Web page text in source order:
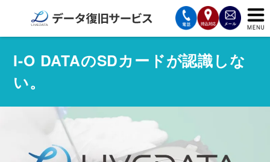
復旧費用と納期
サービスの流れ
対応メディア
I-O DATAのSDカードが認識しな
い。